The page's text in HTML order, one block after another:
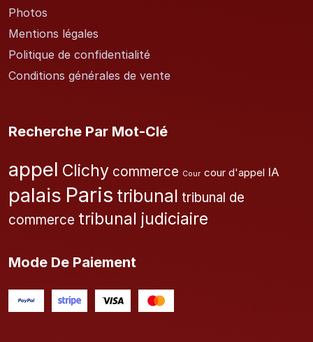
Photos
Mentions légales
Politique de confidentialité
Conditions générales de vente
Recherche Par Mot-Clé
appel Clichy commerce Cour cour d'appel IA
palais Paris tribunal tribunal de
commerce tribunal judiciaire
Mode De Paiement